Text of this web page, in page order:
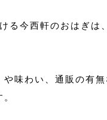
る今西軒のおはぎは
味わい、通販の有無